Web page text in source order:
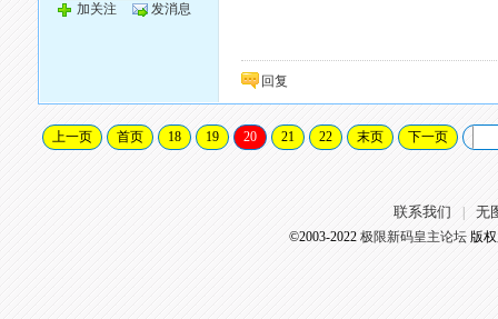
加关注 发消息
回复
上一页 首页 18 19 20 21 22 末页 下一页
联系我们 无
©2003-2022 极限新码皇主论坛版权